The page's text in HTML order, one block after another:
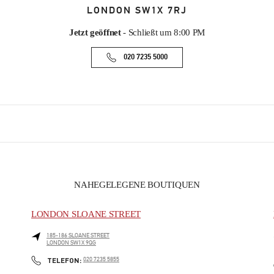
LONDON SW1X 7RJ
Jetzt geöffnet- Schließt um 8:00 PM
020 7235 5000
NAHEGELEGENE BOUTIQUEN
LONDON SLOANE STREET
185-186 SLOANE STREET
LONDON SW1X 9QG
TELEFON: PHONE
020 7235 5855